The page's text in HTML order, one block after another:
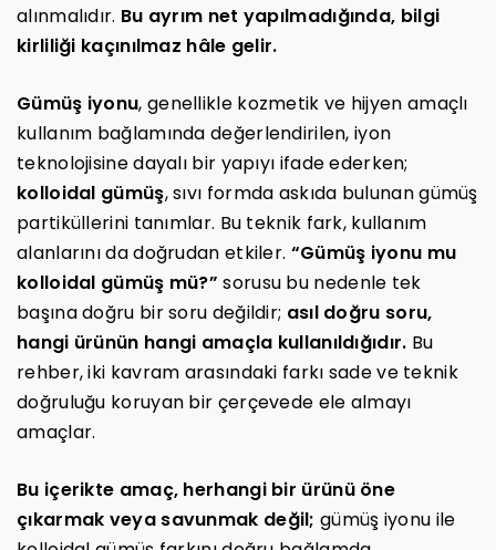
alınmalıdır. Bu ayrım net yapılmadığında, bilgi
kirliliği kaçınılmaz hâle gelir.
Gümüş iyonu, genellikle kozmetik ve hijyen amaçlı
kullanım bağlamında değerlendirilen, iyon
teknolojisine dayalı bir yapıyı ifade ederken;
kolloidal gümüş, sıvı formda askıda bulunan gümüş
partiküllerini tanımlar. Bu teknik fark, kullanım
alanlarını da doğrudan etkiler. “Gümüş iyonu mu
kolloidal gümüş mü?” sorusu bu nedenle tek
başına doğru bir soru değildir; asıl doğru soru,
hangi ürünün hangi amaçla kullanıldığıdır. Bu
rehber, iki kavram arasındaki farkı sade ve teknik
doğruluğu koruyan bir çerçevede ele almayı
amaçlar.
Bu içerikte amaç, herhangi bir ürünü öne
çıkarmak veya savunmak değil; gümüş iyonu ile